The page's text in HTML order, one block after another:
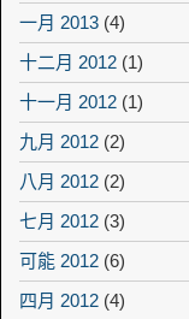
一月 2013 (4)
十二月 2012 (1)
十一月 2012 (1)
九月 2012 (2)
八月 2012 (2)
七月 2012 (3)
可能 2012 (6)
四月 2012 (4)